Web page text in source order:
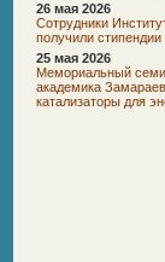
26 мая 2026
Сотрудники
получили
25 мая 2026
Мемориальный
академика
катализаторы для